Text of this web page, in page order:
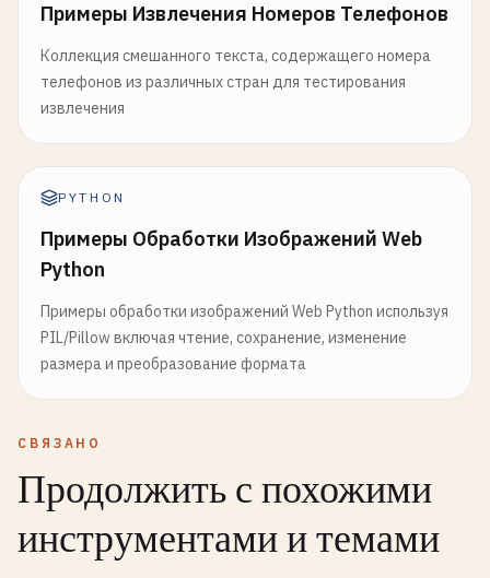
Примеры Извлечения Номеров Телефонов
Коллекция смешанного текста, содержащего номера
телефонов из различных стран для тестирования
извлечения
PYTHON
Примеры Обработки Изображений Web
Python
Примеры обработки изображений Web Python используя
PIL/Pillow включая чтение, сохранение, изменение
размера и преобразование формата
СВЯЗАНО
Продолжить с похожими
инструментами и темами